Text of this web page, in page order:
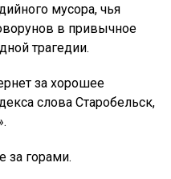
мусора, чья
в привычное
трагедии.
за хорошее
слова Старобельск,
за горами.